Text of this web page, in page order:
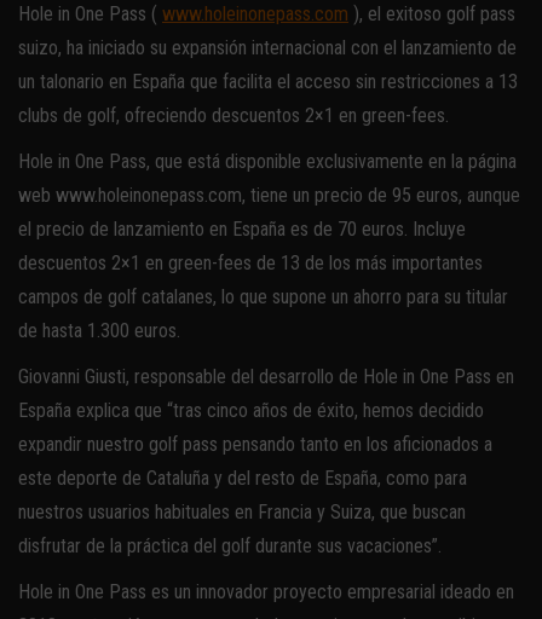
Hole in One Pass ( www.holeinonepass.com ), el exitoso golf pass
suizo, ha iniciado su expansión internacional con el lanzamiento de
un talonario en España que facilita el acceso sin restricciones a 13
clubs de golf, ofreciendo descuentos 2×1 en green-fees.
Hole in One Pass, que está disponible exclusivamente en la página
web www.holeinonepass.com, tiene un precio de 95 euros, aunque
el precio de lanzamiento en España es de 70 euros. Incluye
descuentos 2×1 en green-fees de 13 de los más importantes
campos de golf catalanes, lo que supone un ahorro para su titular
de hasta 1.300 euros.
Giovanni Giusti, responsable del desarrollo de Hole in One Pass en
España explica que “tras cinco años de éxito, hemos decidido
expandir nuestro golf pass pensando tanto en los aficionados a
este deporte de Cataluña y del resto de España, como para
nuestros usuarios habituales en Francia y Suiza, que buscan
disfrutar de la práctica del golf durante sus vacaciones”.
Hole in One Pass es un innovador proyecto empresarial ideado en